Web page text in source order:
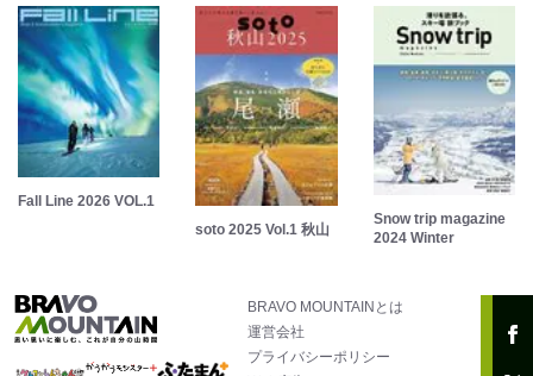
Fall Line 2026 VOL.1
soto 2025 Vol.1 秋山
Snow trip magazine
2024 Winter
BRAVO MOUNTAINとは
運営会社
プライバシーポリシー